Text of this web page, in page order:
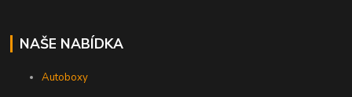
NAŠE NABÍDKA
Autoboxy